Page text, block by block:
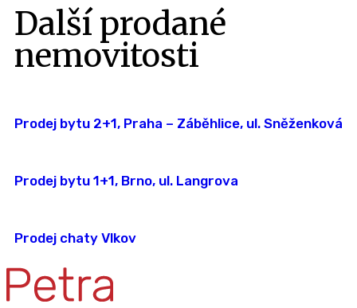
Další prodané
nemovitosti
Prodej bytu 2+1, Praha – Záběhlice, ul. Sněženková
Prodej bytu 1+1, Brno, ul. Langrova
Prodej chaty Vlkov